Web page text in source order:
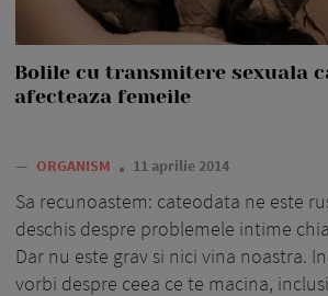
Bolile cu transmitere sexuala
afecteaza femeile
— ORGANISM 11 aprilie 2014
Sa recunoastem: cateodata ne este
deschis despre problemele intime
Dar nu este grav si nici vina noastra.
vorbi despre ceea ce te macina,